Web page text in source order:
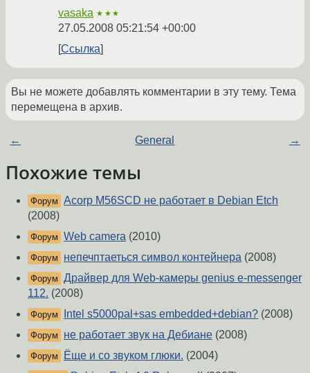
vasaka ★★★
27.05.2008 05:21:54 +00:00
Ссылка
Вы не можете добавлять комментарии в эту тему. Тема
перемещена в архив.
← General →
Похожие темы
Форум Acorp M56SCD не работает в Debian Etch
(2008)
Форум Web camera (2010)
Форум непечптаеться символ контейнера (2008)
Форум Драйвер для Web-камеры genius e-messenger
112. (2008)
Форум Intel s5000pal+sas embedded+debian? (2008)
Форум не работает звук на Дебиане (2008)
Форум Ёще и со звуком глюки. (2004)